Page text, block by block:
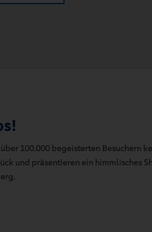
100.000 begeisterten Besuchern
und präsentieren ein himmlisches